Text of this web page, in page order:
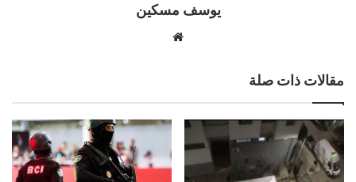
يوسف مسكين
مقالات ذات صلة